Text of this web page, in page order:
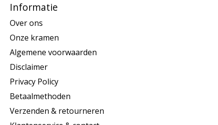
Informatie
Over ons
Onze kramen
Algemene voorwaarden
Disclaimer
Privacy Policy
Betaalmethoden
Verzenden & retourneren